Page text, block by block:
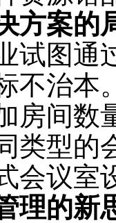
方案的
试图通
不治本
房间数
类型的
会议室
理的新